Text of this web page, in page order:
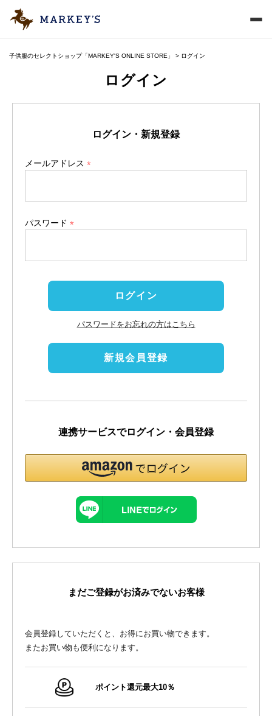
子供服のセレクトショップ「MARKEY'S ONLINE STORE」 ログイン
ログイン
ログイン・新規登録
メールアドレス
パスワード
)
ログイン
パスワードをお忘れの方はこちら
新規会員登録
連携サービスでログイン・会員登録
まだご登録がお済みでないお客様
会員登録していただくと、お得にお買い物できます。
またお買い物も便利になります。
ポイント還元最大10％